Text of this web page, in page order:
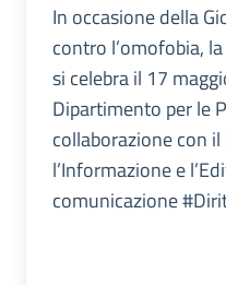
In occasione della
contro l’omofobia,
si celebra il 17
Dipartimento per le
collaborazione con
l’Informazione e
comunicazione